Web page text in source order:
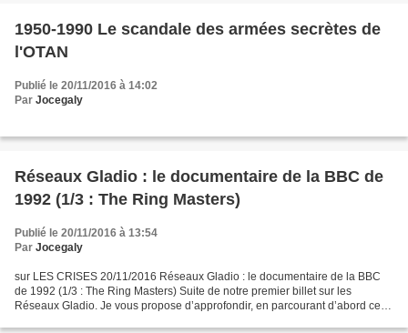
1950-1990 Le scandale des armées secrètes de
l'OTAN
Publié le 20/11/2016 à 14:02
Par Jocegaly
Réseaux Gladio : le documentaire de la BBC de
1992 (1/3 : The Ring Masters)
Publié le 20/11/2016 à 13:54
Par Jocegaly
sur LES CRISES 20/11/2016 Réseaux Gladio : le documentaire de la BBC
de 1992 (1/3 : The Ring Masters) Suite de notre premier billet sur les
Réseaux Gladio. Je vous propose d’approfondir, en parcourant d’abord cette